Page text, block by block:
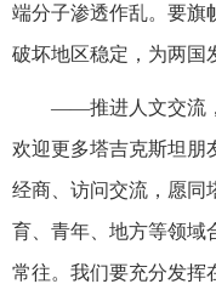
端分子渗透作乱。要旗
破坏地区稳定，为两国
——推进人文交流
欢迎更多塔吉克斯坦朋
经商、访问交流，愿同
育、青年、地方等领域
常往。我们要充分发挥